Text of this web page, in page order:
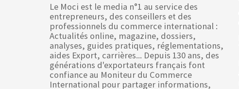
Le Moci est le media n°1 au service des
entrepreneurs, des conseillers et des
professionnels du commerce international :
Actualités online, magazine, dossiers,
analyses, guides pratiques, réglementations,
aides Export, carrières... Depuis 130 ans, des
générations d'exportateurs français font
confiance au Moniteur du Commerce
International pour partager informations,